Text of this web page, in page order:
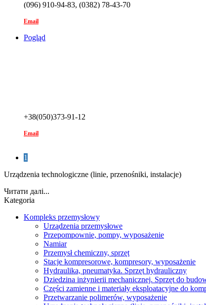
(096) 910-94-83, (0382) 78-43-70
Email
Pogląd
+38(050)373-91-12
Email
1
Urządzenia technologiczne (linie, przenośniki, instalacje)
Читати далі...
Kategoria
Kompleks przemysłowy
Urządzenia przemysłowe
Przepompownie, pompy, wyposażenie
Namiar
Przemysł chemiczny, sprzęt
Stacje kompresorowe, kompresory, wyposażenie
Hydraulika, pneumatyka. Sprzęt hydrauliczny
Dziedzina inżynierii mechanicznej. Sprzęt do
Części zamienne i materiały eksploatacyjne do
Przetwarzanie polimerów, wyposażenie